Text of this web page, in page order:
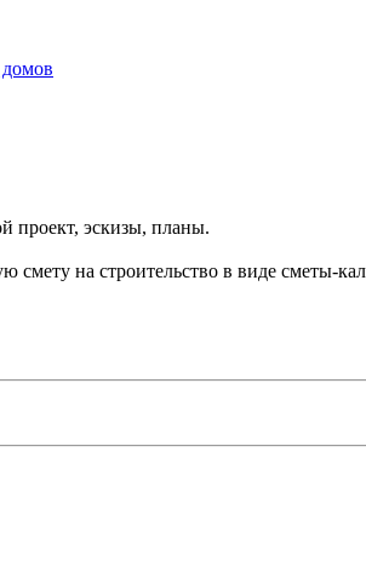
проект, эскизы, планы.
на строительство в виде сметы-